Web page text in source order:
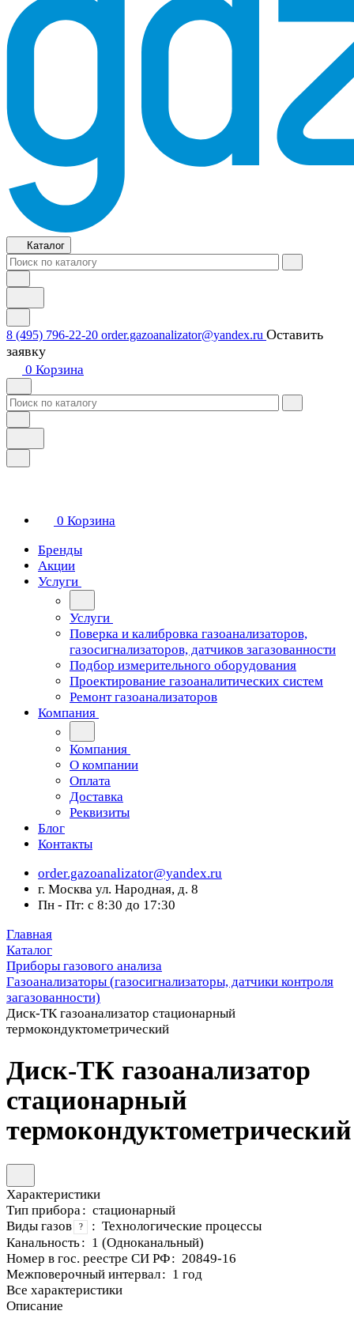
Каталог
8 (495) 796-22-20 order.gazoanalizator@yandex.ru Оставить
заявку
0 Корзина
0 Корзина
Бренды
Акции
Услуги
Услуги
Поверка и калибровка газоанализаторов,
газосигнализаторов, датчиков загазованности
Подбор измерительного оборудования
Проектирование газоаналитических систем
Ремонт газоанализаторов
Компания
Компания
О компании
Оплата
Доставка
Реквизиты
Блог
Контакты
order.gazoanalizator@yandex.ru
г. Москва ул. Народная, д. 8
Пн - Пт: с 8:30 до 17:30
Главная
Каталог
Приборы газового анализа
Газоанализаторы (газосигнализаторы, датчики контроля
загазованности)
Диск-ТК газоанализатор стационарный
термокондуктометрический
Диск-ТК газоанализатор
стационарный
термокондуктометрический
Характеристики
Тип прибора : стационарный
Виды газов
? : Технологические процессы
Канальность: 1 (Одноканальный)
Номер в гос. реестре СИ РФ: 20849-16
Межповерочный интервал: 1 год
Все характеристики
Описание